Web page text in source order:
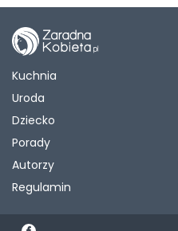
Kuchnia
Uroda
Dziecko
Porady
Autorzy
Regulamin